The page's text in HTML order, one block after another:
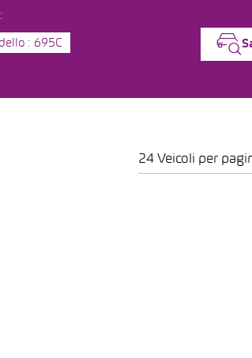
: 695C
24 Veicoli per